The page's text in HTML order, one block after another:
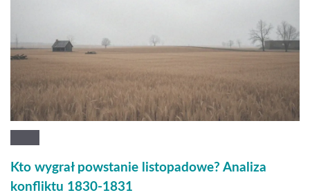
Kto wygrał powstanie listopadowe? Analiza
konfliktu 1830-1831